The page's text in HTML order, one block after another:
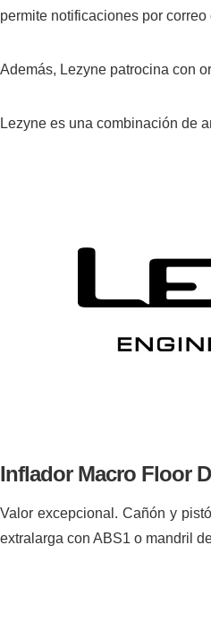
permite notificaciones por
Además, Lezyne patrocina con
Lezyne es una combinación de
Inflador Macro Floor
Valor excepcional. Cañón y
extralarga con ABS1 o mandril